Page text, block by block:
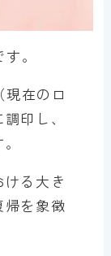
。
在のロ
印し、
る大き
帰を象徴